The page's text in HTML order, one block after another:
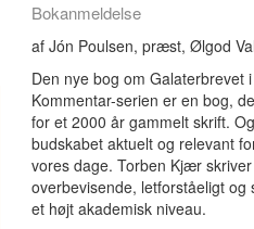
Bokanmeldelse
af Jón Poulsen, præst, Ølgod
Den nye bog om Galaterbrevet
Kommentar-serien er en bog,
for et 2000 år gammelt skrift.
budskabet aktuelt og relevant
vores dage. Torben Kjær skriver
overbevisende, letforståeligt og
et højt akademisk niveau.